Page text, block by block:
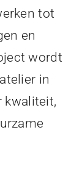
tot
en
wordt
in
kwaliteit,